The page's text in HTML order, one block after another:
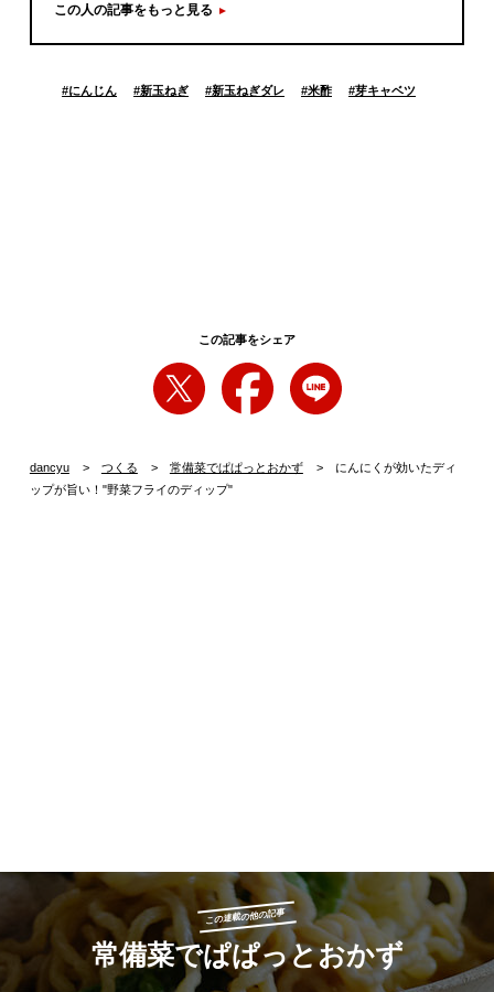
この人の記事をもっと見る
#にんじん #新玉ねぎ #新玉ねぎダレ #米酢 #芽キャベツ
この記事をシェア
dancyu つくる 常備菜でぱぱっとおかず
にんにくが効いたディ
ップが旨い！"野菜フライのディップ"
この連載の他の記事
常備菜でぱぱっとおかず